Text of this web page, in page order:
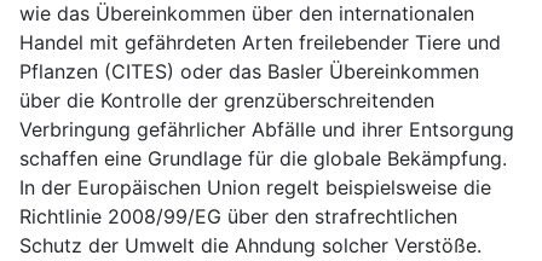
wie das Übereinkommen über den internationalen
Handel mit gefährdeten Arten freilebender Tiere und
Pflanzen (CITES) oder das Basler Übereinkommen
über die Kontrolle der grenzüberschreitenden
Verbringung gefährlicher Abfälle und ihrer Entsorgung
schaffen eine Grundlage für die globale Bekämpfung.
In der Europäischen Union regelt beispielsweise die
Richtlinie 2008/99/EG über den strafrechtlichen
Schutz der Umwelt die Ahndung solcher Verstöße.